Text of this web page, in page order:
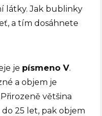
látky. Jak bublinky
a tím dosáhnete
je písmeno V.
a objem je
většina
25 let, pak objem